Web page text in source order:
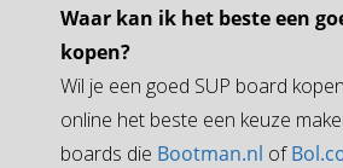
Waar kan ik het beste een
kopen?
Wil je een goed SUP board
online het beste een keuze
boards die Bootman.nl of